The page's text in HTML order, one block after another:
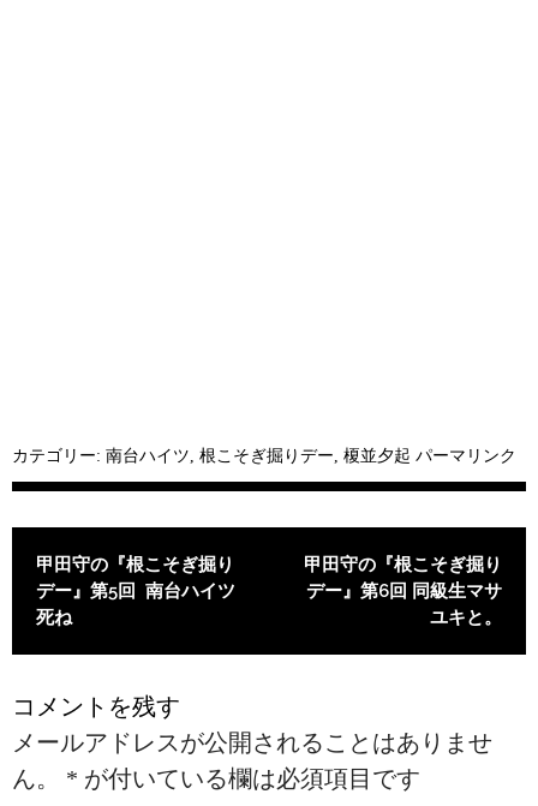
カテゴリー: 南台ハイツ, 根こそぎ掘りデー, 榎並夕起 パーマリンク
投稿ナビゲーション
甲田守の『根こそぎ掘り
デー』第5回 南台ハイツ
死ね
甲田守の『根こそぎ掘り
デー』第6回 同級生マサ
ユキと。
コメントを残す
メールアドレスが公開されることはありませ
ん。
* が付いている欄は必須項目です